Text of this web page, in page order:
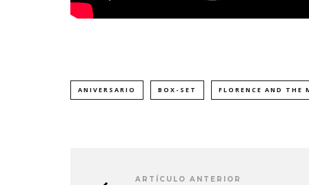
ANIVERSARIO BOX-SET FLORENCE AND THE
ARTÍCULO ANTERIOR